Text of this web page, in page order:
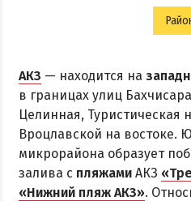
АКЗ — находится на
в границах улиц
Целинная, Туристическая
Вроцлавской на востоке.
микрорайона образует
залива с пляжами АКЗ
«Нижний пляж АКЗ».